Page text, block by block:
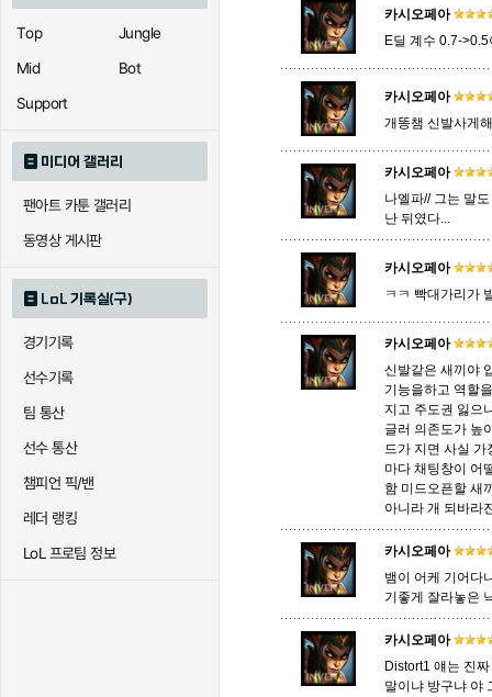
Top
Jungle
Mid
Bot
Support
미디어 갤러리
팬아트 카툰 갤러리
동영상 게시판
LoL 기록실(구)
경기기록
선수기록
팀 통산
선수 통산
챔피언 픽/밴
레더 랭킹
LoL 프로팀 정보
우르곳
자이라 자크 자헨
직스 진 질리
카이사
퀸 크산테 클레
트린다미어 트위스
헤카림 흐웨
카시오페아
E딜 계수 0.7-
카시오페아
개똥챔 신발사게
카시오페아
나엘파// 그는 말
난 뒤였다...
카시오페아
ㅋㅋ 빡대가리가
카시오페아
신발같은 새끼야
기능을하고 역할
지고 주도권 잃으
글러 의존도가 높
드가 지면 사실
마다 채팅창이 어
함 미드오픈할 새
아니라 개 되바라
카시오페아
뱀이 어케 기어다
기좋게 잘라놓은
카시오페아
Distort1 얘는 진
말이냐 방구냐 야